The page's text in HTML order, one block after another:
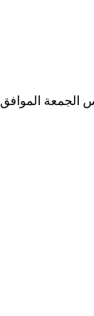
حسابها على موقع إنستغرام.